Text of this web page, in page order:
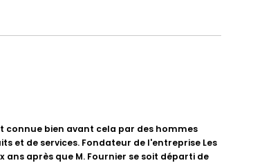
connue bien avant cela par des hommes
et de services. Fondateur de l'entreprise Les
ans après que M. Fournier se soit départi de